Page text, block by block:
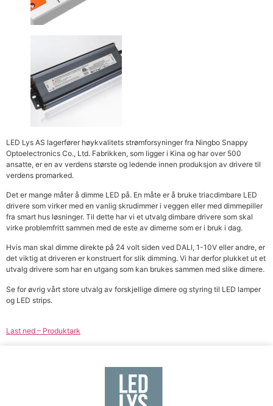
LED Lys AS lagerfører høykvalitets strømforsyninger fra Ningbo Snappy
Optoelectronics Co., Ltd. Fabrikken, som ligger i Kina og har over 500
ansatte, er en av verdens største og ledende innen produksjon av drivere til
verdens promarked.
Det er mange måter å dimme LED på. En måte er å bruke triacdimbare LED
drivere som virker med en vanlig skrudimmer i veggen eller med dimmepiller
fra smart hus løsninger. Til dette har vi et utvalg dimbare drivere som skal
virke problemfritt sammen med de este av dimerne som er i bruk i dag.
Hvis man skal dimme direkte på 24 volt siden ved DALI, 1-10V eller andre, er
det viktig at driveren er konstruert for slik dimming. Vi har derfor plukket ut et
utvalg drivere som har en utgang som kan brukes sammen med slike dimere.
Se for øvrig vårt store utvalg av forskjellige dimere og styring til LED lamper
og LED strips.
Last ned – Produktark